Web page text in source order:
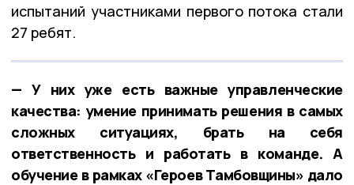
испытаний участниками первого потока стали
27 ребят.
— У них уже есть важные управленческие
качества: умение принимать решения в самых
сложных ситуациях, брать на себя
ответственность и работать в команде. А
обучение в рамках «Героев Тамбовщины» дало